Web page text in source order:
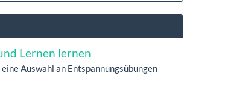
Lernen lernen
Auswahl an Entspannungsübungen